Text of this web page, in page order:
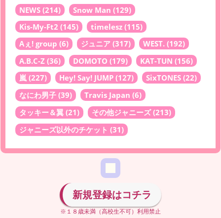
NEWS (214) Snow Man (129)
Kis-My-Ft2 (145) timelesz (115)
Aぇ! group (6) ジュニア (317) WEST. (192)
A.B.C-Z (36) DOMOTO (179) KAT-TUN (156)
嵐 (227) Hey! Say! JUMP (127) SixTONES (22)
なにわ男子 (39) Travis Japan (6)
タッキー＆翼 (21) その他ジャニーズ(213)
ジャニーズ以外のチケット (31)
新規登録はコチラ
※１８歳未満（高校生不可）利用禁止